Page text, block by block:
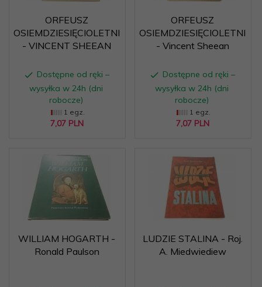
ORFEUSZ
OSIEMDZIESIĘCIOLETNI
- VINCENT SHEEAN
Dostępne od ręki –
wysyłka w 24h (dni
robocze)
1 egz.
7,07 PLN
ORFEUSZ
OSIEMDZIESIĘCIOLETNI
- Vincent Sheean
Dostępne od ręki –
wysyłka w 24h (dni
robocze)
1 egz.
7,07 PLN
WILLIAM HOGARTH -
Ronald Paulson
LUDZIE STALINA - Roj.
A. Miedwiediew